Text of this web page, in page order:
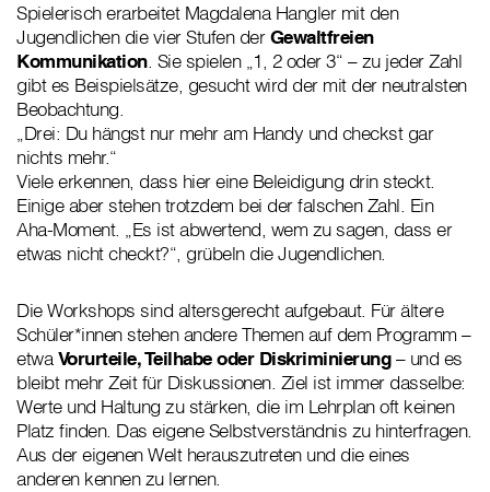
Spielerisch erarbeitet Magdalena Hangler mit den
Jugendlichen die vier Stufen derGewaltfreien
Kommunikation. Sie spielen „1, 2 oder 3“ – zu jeder Zahl
gibt es Beispielsätze, gesucht wird der mit der neutralsten
Beobachtung.
„Drei: Du hängst nur mehr am Handy und checkst gar
nichts mehr.“
Viele erkennen, dass hier eine Beleidigung drin steckt.
Einige aber stehen trotzdem bei der falschen Zahl. Ein
Aha-Moment. „Es ist abwertend, wem zu sagen, dass er
etwas nicht checkt?“, grübeln die Jugendlichen.
Die Workshops sind altersgerecht aufgebaut. Für ältere
Schüler*innen stehen andere Themen auf dem Programm –
etwaVorurteile, Teilhabe oder Diskriminierung– und es
bleibt mehr Zeit für Diskussionen. Ziel ist immer dasselbe:
Werte und Haltung zu stärken, die im Lehrplan oft keinen
Platz finden. Das eigene Selbstverständnis zu hinterfragen.
Aus der eigenen Welt herauszutreten und die eines
anderen kennen zu lernen.